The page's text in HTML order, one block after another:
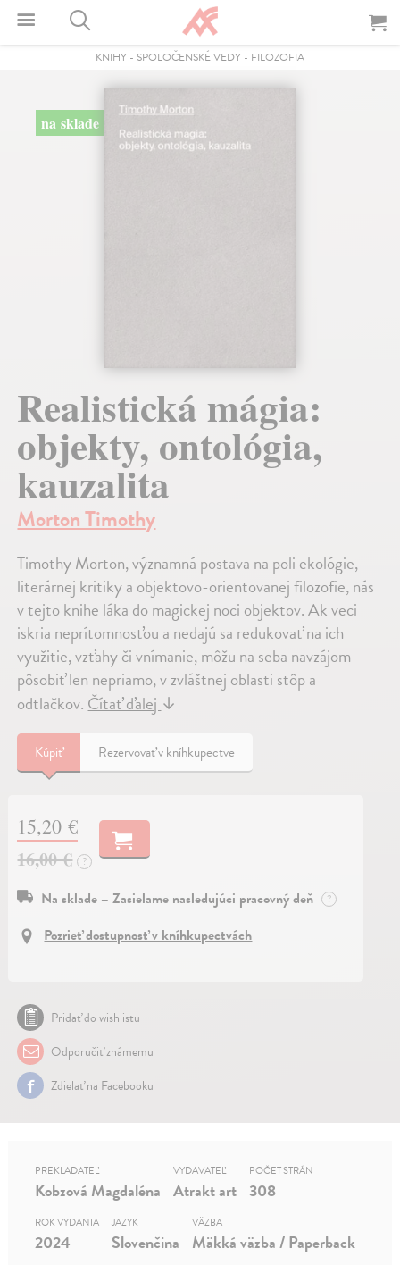
KNIHY - SPOLOČENSKÉ VEDY - FILOZOFIA
na sklade
Realistická mágia:
objekty, ontológia,
kauzalita
Morton Timothy
Timothy Morton, významná postava na poli ekológie,
literárnej kritiky a objektovo-orientovanej filozofie, nás
v tejto knihe láka do magickej noci objektov. Ak veci
iskria neprítomnosťou a nedajú sa redukovať na ich
využitie, vzťahy či vnímanie, môžu na seba navzájom
pôsobiť len nepriamo, v zvláštnej oblasti stôp a
odtlačkov. Čítať ďalej ↓
Kúpiť Rezervovať v kníhkupectve
15,20 €
16,00 €
?
Na sklade – Zasielame nasledujúci pracovný deň ?
Pozrieť dostupnosť v kníhkupectvách
Pridať do wishlistu
Odporučiť známemu
Zdielať na Facebooku
PREKLADATEĽ
Kobzová Magdaléna
VYDAVATEĽ
Atrakt art
POČET STRÁN
308
ROK VYDANIA
2024
JAZYK
Slovenčina
VÄZBA
Mäkká väzba / Paperback